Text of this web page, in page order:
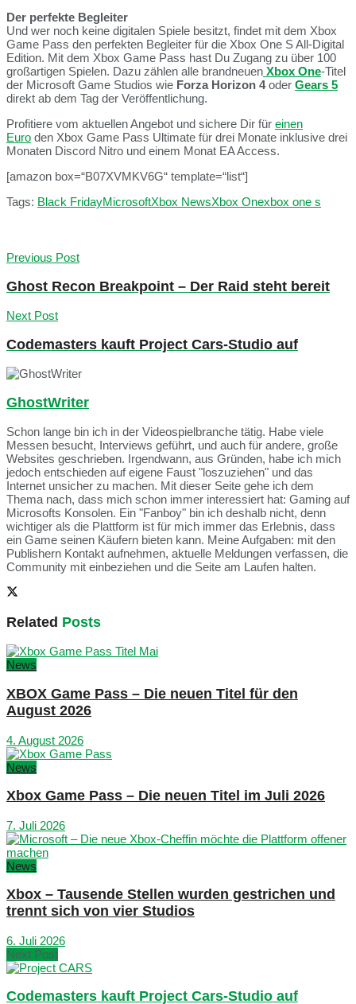
Der perfekte Begleiter
Und wer noch keine digitalen Spiele besitzt, findet mit dem Xbox
Game Pass den perfekten Begleiter für die Xbox One S All-Digital
Edition. Mit dem Xbox Game Pass hast Du Zugang zu über 100
großartigen Spielen. Dazu zählen alle brandneuen Xbox One-Titel
der Microsoft Game Studios wie Forza Horizon 4oder Gears 5
direkt ab dem Tag der Veröffentlichung.
Profitiere vom aktuellen Angebot und sichere Dir für einen
Euro den Xbox Game Pass Ultimate für drei Monate inklusive drei
Monaten Discord Nitro und einem Monat EA Access.
[amazon box=“B07XVMKV6G“ template=“list“]
Tags: Black FridayMicrosoftXbox NewsXbox Onexbox one s
Previous Post
Ghost Recon Breakpoint – Der Raid steht bereit
Next Post
Codemasters kauft Project Cars-Studio auf
GhostWriter
Schon lange bin ich in der Videospielbranche tätig. Habe viele
Messen besucht, Interviews geführt, und auch für andere, große
Websites geschrieben. Irgendwann, aus Gründen, habe ich mich
jedoch entschieden auf eigene Faust "loszuziehen" und das
Internet unsicher zu machen. Mit dieser Seite gehe ich dem
Thema nach, dass mich schon immer interessiert hat: Gaming auf
Microsofts Konsolen. Ein "Fanboy" bin ich deshalb nicht, denn
wichtiger als die Plattform ist für mich immer das Erlebnis, dass
ein Game seinen Käufern bieten kann. Meine Aufgaben: mit den
Publishern Kontakt aufnehmen, aktuelle Meldungen verfassen, die
Community mit einbeziehen und die Seite am Laufen halten.
Related Posts
News
XBOX Game Pass – Die neuen Titel für den
August 2026
4. August 2026
News
Xbox Game Pass – Die neuen Titel im Juli 2026
7. Juli 2026
News
Xbox – Tausende Stellen wurden gestrichen und
trennt sich von vier Studios
6. Juli 2026
Next Post
Codemasters kauft Project Cars-Studio auf